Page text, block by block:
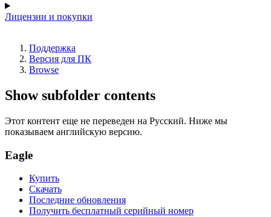
Лицензии и покупки
Поддержка
Версия для ПК
Browse
Show subfolder contents
Этот контент еще не переведен на Русский. Ниже мы
показываем английскую версию.
Eagle
Купить
Скачать
Последние обновления
Получить бесплатный серийный номер